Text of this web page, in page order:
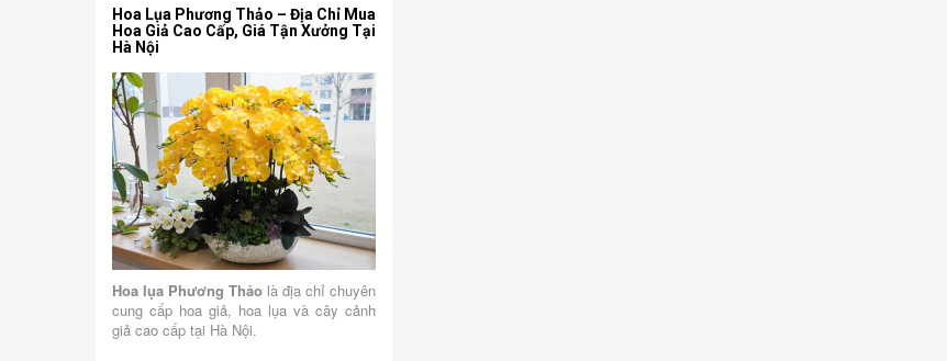
Hoa Lụa Phương Thảo – Địa Chỉ Mua
Hoa Giả Cao Cấp, Giá Tận Xưởng Tại
Hà Nội
Hoa lụa Phương Thảo là địa chỉ chuyên
cung cấp hoa giả, hoa lụa và cây cảnh
giả cao cấp tại Hà Nội.